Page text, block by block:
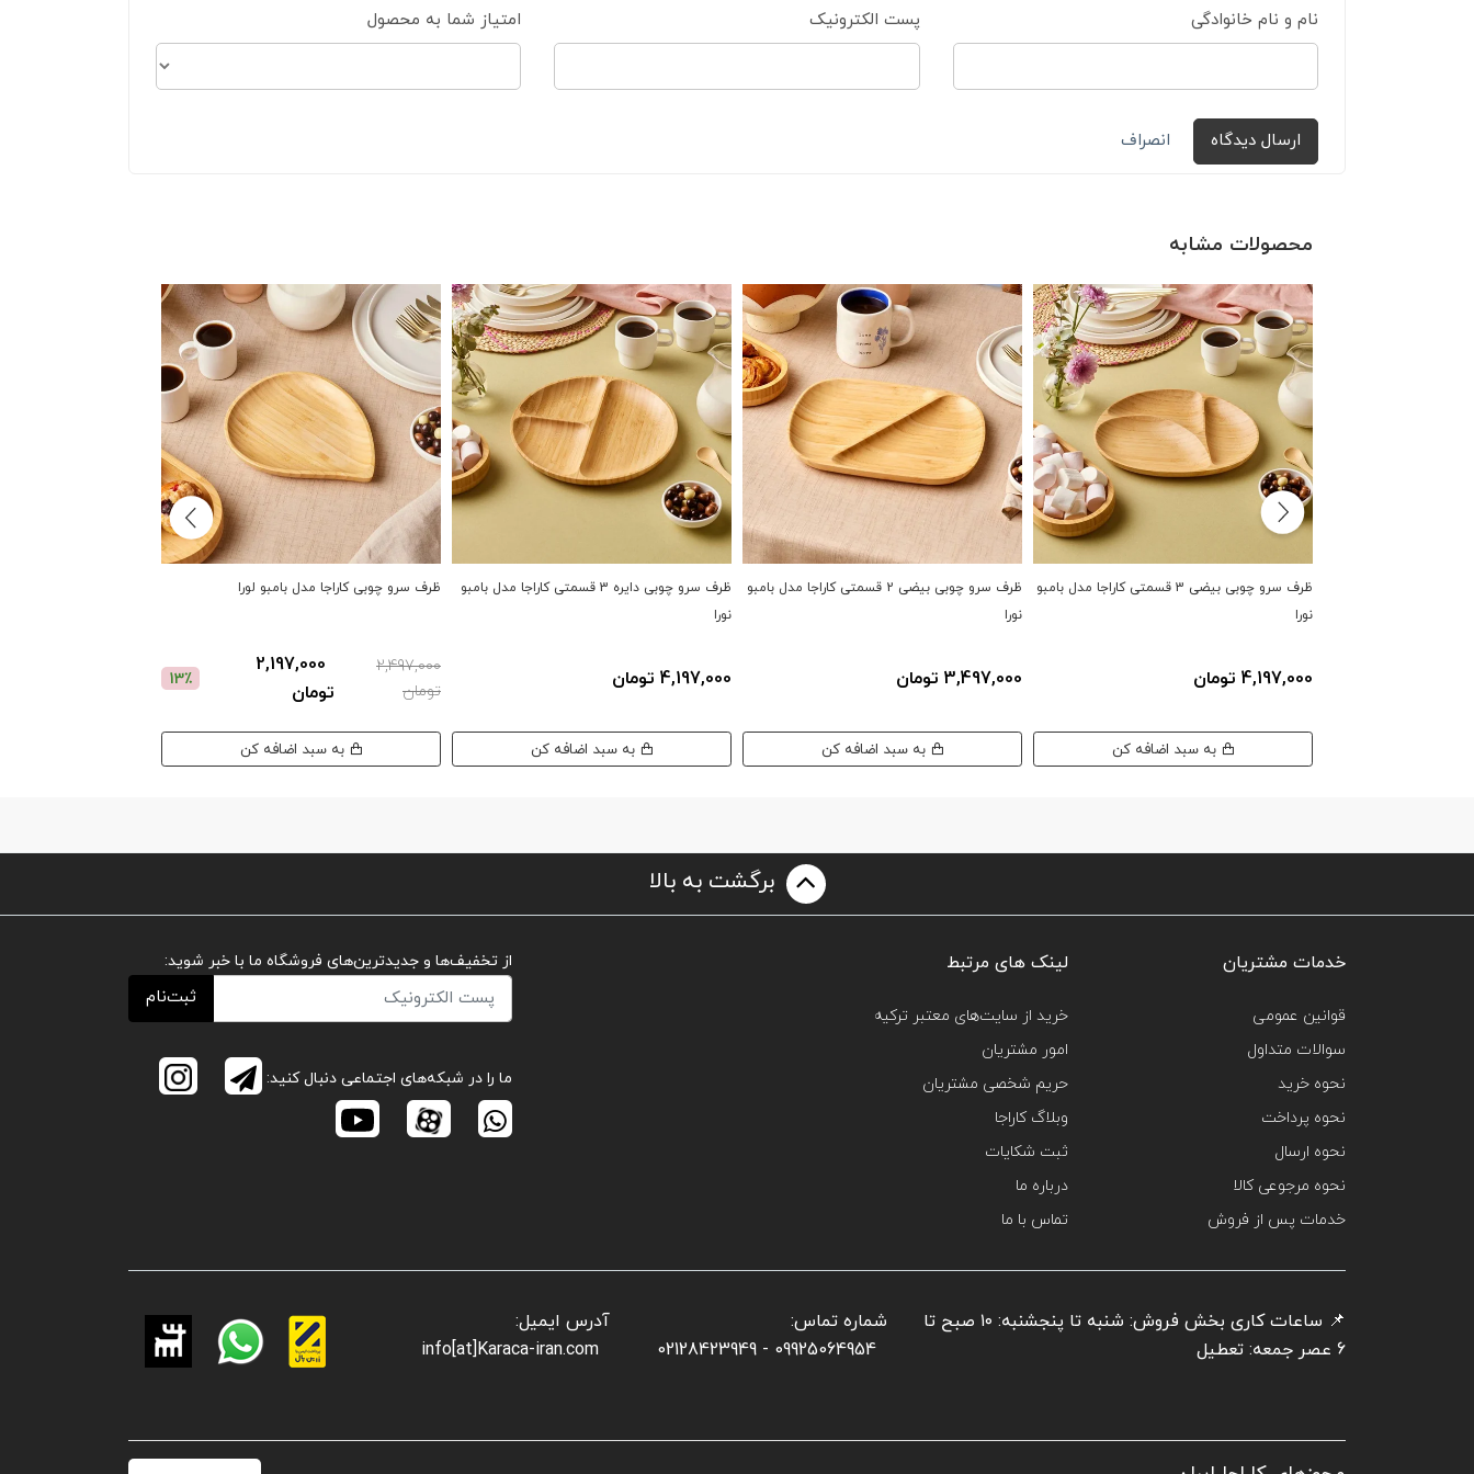
نام و نام خانوادگی پست الکترونیک امتیاز شما به محصول
ارسال دیدگاه انصراف
محصولات مشابه
ظرف سرو چوبی بیضی 3 قسمتی کاراجا مدل بامبو
نورا
4,197,000 تومان
به سبد اضافه کن
ظرف سرو چوبی بیضی 2 قسمتی کاراجا مدل بامبو
نورا
3,497,000 تومان
به سبد اضافه کن
ظرف سرو چوبی دایره 3 قسمتی کاراجا مدل بامبو
نورا
4,197,000 تومان
به سبد اضافه کن
ظرف سرو چوبی کاراجا مدل بامبو لورا
2,497,000
تومان
2,197,000
تومان
13٪
به سبد اضافه کن
برگشت به بالا
خدمات مشتریان
قوانین عمومی
سوالات متداول
نحوه خرید
نحوه پرداخت
نحوه ارسال
نحوه مرجوعی کالا
خدمات پس از فروش
لینک های مرتبط
خرید از سایت‌های معتبر ترکیه
امور مشتریان
حریم شخصی مشتریان
وبلاگ کاراجا
ثبت شکایات
درباره ما
تماس با ما
از تخفیف‌ها و جدیدترین‌های فروشگاه ما با خبر شوید:
ثبت‌نام
ما را در شبکه‌های اجتماعی دنبال کنید:
📌 ساعات کاری بخش فروش: شنبه تا پنجشنبه: ۱۰ صبح تا
6 عصر جمعه: تعطیل
شماره تماس:
09925064954 - 02128423949
آدرس ایمیل:
info[at]Karaca-iran.com